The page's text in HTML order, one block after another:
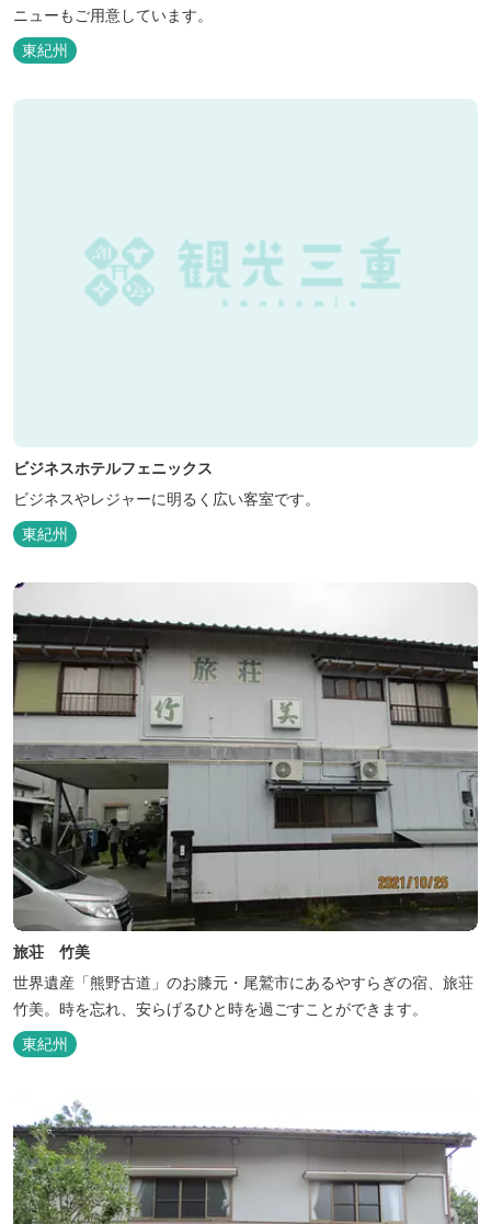
ニューもご用意しています。
東紀州
ビジネスホテルフェニックス
ビジネスやレジャーに明るく広い客室です。
東紀州
旅荘 竹美
世界遺産「熊野古道」のお膝元・尾鷲市にあるやすらぎの宿、旅荘
竹美。時を忘れ、安らげるひと時を過ごすことができます。
東紀州